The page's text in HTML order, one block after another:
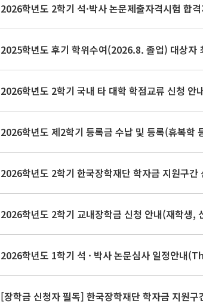
2026학년도 2학기 석·박사 논문제출자격시험 합
2025학년도 후기 학위수여(2026.8. 졸업) 대상자
2026학년도 2학기 국내 타 대학 학점교류 신청 안
2026학년도 제2학기 등록금 수납 및 등록(휴복학
2026학년도 2학기 한국장학재단 학자금 지원구간
2026학년도 2학기 교내장학금 신청 안내(재학생,
2026학년도 1학기 석 · 박사 논문심사 일정안
[장학금 신청자 필독] 한국장학재단 학자금 지원구